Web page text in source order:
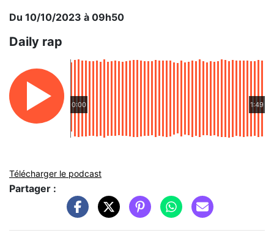
Du 10/10/2023 à 09h50
Daily rap
0:00 1:49
Télécharger le podcast
Partager :